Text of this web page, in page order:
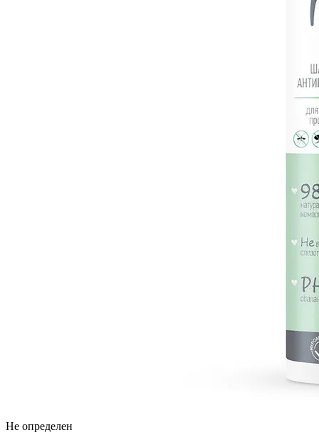
Не определен